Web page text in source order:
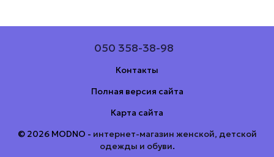
050 358-38-98
Контакты
Полная версия сайта
Карта сайта
© 2026 MODNO - интернет-магазин женской, детской
одежды и обуви.